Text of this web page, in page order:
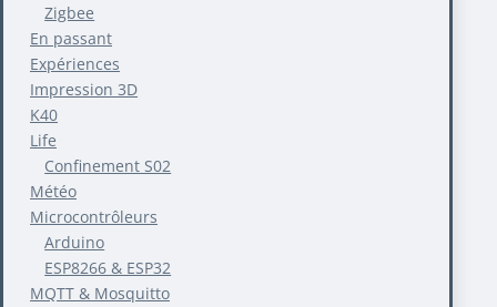
Zigbee
En passant
Expériences
Impression 3D
K40
Life
Confinement S02
Météo
Microcontrôleurs
Arduino
ESP8266 & ESP32
MQTT & Mosquitto